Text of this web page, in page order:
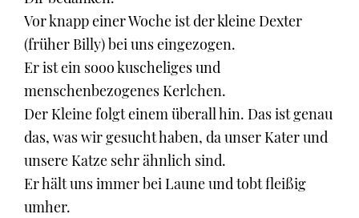
Vor knapp einer Woche ist der kleine Dexter
(früher Billy) bei uns eingezogen.
Er ist ein sooo kuscheliges und
menschenbezogenes Kerlchen.
Der Kleine folgt einem überall hin. Das ist genau
das, was wir gesucht haben, da unser Kater und
unsere Katze sehr ähnlich sind.
Er hält uns immer bei Laune und tobt fleißig
umher.